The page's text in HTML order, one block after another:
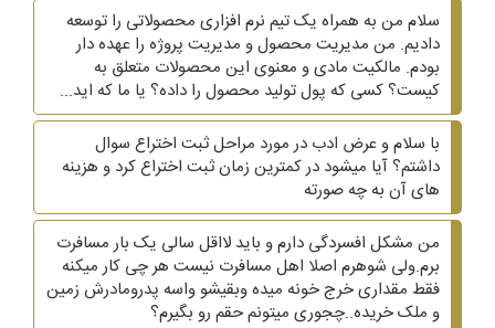
سلام من به همراه یک تیم نرم افزاری محصولاتی را توسعه
دادیم. من مدیریت محصول و مدیریت پروژه را عهده دار
بودم. مالکیت مادی و معنوی این محصولات متعلق به
کیست؟ کسی که پول تولید محصول را داده؟ یا ما که اید...
با سلام و عرض ادب در مورد مراحل ثبت اختراع سوال
داشتم؟ آیا میشود در کمترین زمان ثبت اختراع کرد و هزینه
های آن به چه صورته
من مشکل افسردگی دارم و باید لااقل سالی یک بار مسافرت
برم.ولی شوهرم اصلا اهل مسافرت نیست هر چی کار میکنه
فقط مقداری خرج خونه میده وبقیشو واسه پدرومادرش زمین
و ملک خریده..چجوری میتونم حقم رو بگیرم؟